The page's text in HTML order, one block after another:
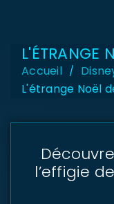
L'ÉTRANGE
Accueil /
L'étrange Noël
l’effigie